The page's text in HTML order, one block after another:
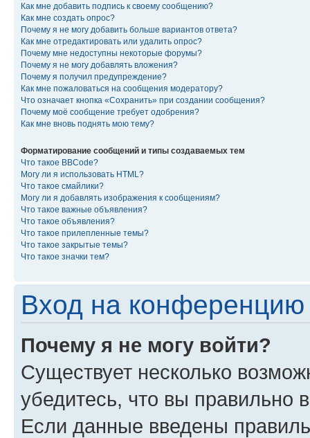
Как мне добавить подпись к своему сообщению?
Как мне создать опрос?
Почему я не могу добавить больше вариантов ответа?
Как мне отредактировать или удалить опрос?
Почему мне недоступны некоторые форумы?
Почему я не могу добавлять вложения?
Почему я получил предупреждение?
Как мне пожаловаться на сообщения модератору?
Что означает кнопка «Сохранить» при создании сообщения?
Почему моё сообщение требует одобрения?
Как мне вновь поднять мою тему?
Форматирование сообщений и типы создаваемых тем
Что такое BBCode?
Могу ли я использовать HTML?
Что такое смайлики?
Могу ли я добавлять изображения к сообщениям?
Что такое важные объявления?
Что такое объявления?
Что такое прилепленные темы?
Что такое закрытые темы?
Что такое значки тем?
Вход на конференцию
Почему я не могу войти?
Существует несколько
убедитесь, что вы правильно
Если данные введены